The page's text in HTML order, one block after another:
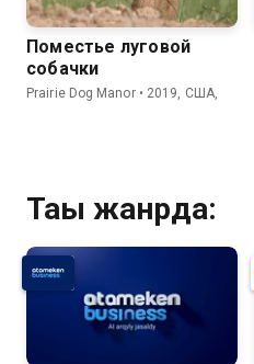
Поместье луговой
собачки
Prairie Dog Manor • 2019, США,
Тағы жанрда: